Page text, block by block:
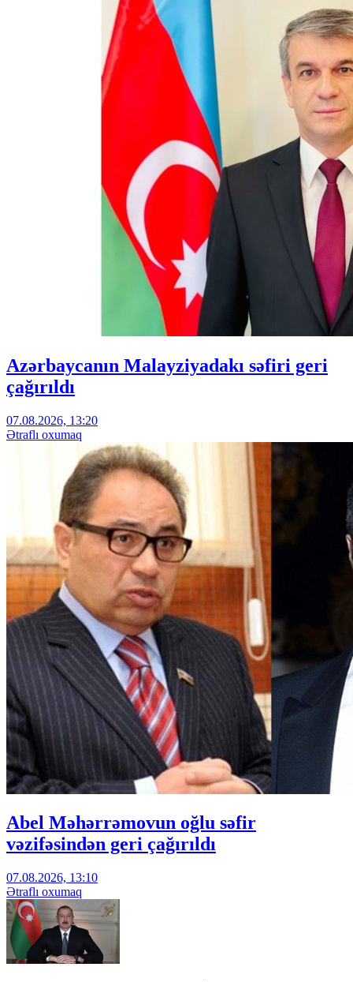
Azərbaycanın Malayziyadakı səfiri geri
çağırıldı
07.08.2026, 13:20
Ətraflı oxumaq
Abel Məhərrəmovun oğlu səfir
vəzifəsindən geri çağırıldı
07.08.2026, 13:10
Ətraflı oxumaq